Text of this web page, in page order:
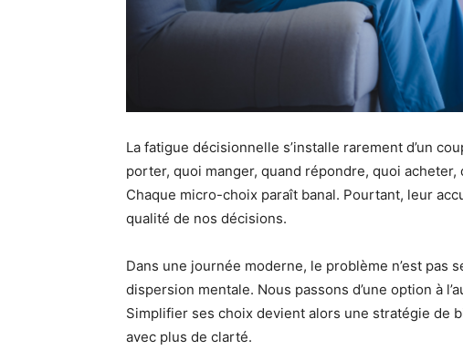
La fatigue décisionnelle s’installe rarement d’un
porter, quoi manger, quand répondre, quoi
Chaque micro-choix paraît banal. Pourtant, leur
qualité de nos décisions.
Dans une journée moderne, le problème n’est pas
dispersion mentale. Nous passons d’une option à
Simplifier ses choix devient alors une stratégie de
avec plus de clarté.